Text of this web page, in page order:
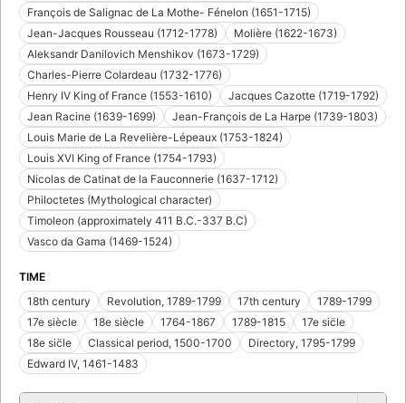
François de Salignac de La Mothe- Fénelon (1651-1715)
Jean-Jacques Rousseau (1712-1778)
Molière (1622-1673)
Aleksandr Danilovich Menshikov (1673-1729)
Charles-Pierre Colardeau (1732-1776)
Henry IV King of France (1553-1610)
Jacques Cazotte (1719-1792)
Jean Racine (1639-1699)
Jean-François de La Harpe (1739-1803)
Louis Marie de La Revelière-Lépeaux (1753-1824)
Louis XVI King of France (1754-1793)
Nicolas de Catinat de la Fauconnerie (1637-1712)
Philoctetes (Mythological character)
Timoleon (approximately 411 B.C.-337 B.C)
Vasco da Gama (1469-1524)
TIME
18th century
Revolution, 1789-1799 17th century
1789-1799
17e siècle
18e siècle 1764-1867 1789-1815
17e sic̈le
18e sic̈le
Classical period, 1500-1700
Directory, 1795-1799
Edward IV, 1461-1483